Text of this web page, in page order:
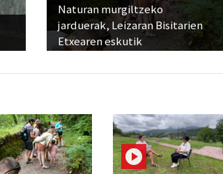
Naturan murgiltzeko
jarduerak, Leizaran Bisitarien
Etxearen eskutik